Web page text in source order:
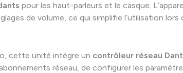
pour les haut-parleurs et le casque.
de volume, ce qui simplifie l’utilisation lors
cette unité intègre un contrôleur réseau
réseau, de configurer les